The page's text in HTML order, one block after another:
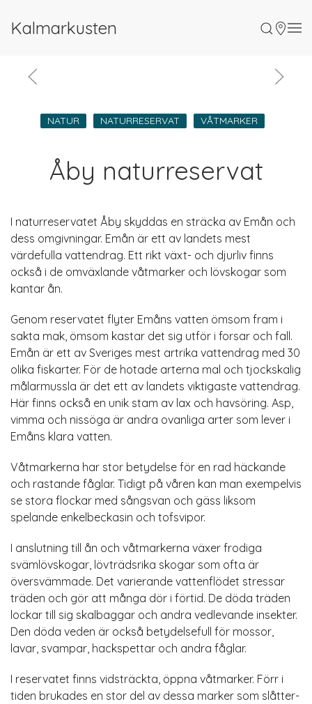
Kalmarkusten
NATUR NATURRESERVAT VÅTMARKER
Åby naturreservat
I naturreservatet Åby skyddas en sträcka av Emån och
dess omgivningar. Emån är ett av landets mest
värdefulla vattendrag. Ett rikt växt- och djurliv finns
också i de omväxlande våtmarker och lövskogar som
kantar ån.
Genom reservatet flyter Emåns vatten ömsom fram i
sakta mak, ömsom kastar det sig utför i forsar och fall.
Emån är ett av Sveriges mest artrika vattendrag med 30
olika fiskarter. För de hotade arterna mal och tjockskalig
målarmussla är det ett av landets viktigaste vattendrag.
Här finns också en unik stam av lax och havsöring. Asp,
vimma och nissöga är andra ovanliga arter som lever i
Emåns klara vatten.
Våtmarkerna har stor betydelse för en rad häckande
och rastande fåglar. Tidigt på våren kan man exempelvis
se stora flockar med sångsvan och gäss liksom
spelande enkelbeckasin och tofsvipor.
I anslutning till ån och våtmarkerna växer frodiga
svämlövskogar, lövträdsrika skogar som ofta är
översvämmade. Det varierande vattenflödet stressar
träden och gör att många dör i förtid. De döda träden
lockar till sig skalbaggar och andra vedlevande insekter.
Den döda veden är också betydelsefull för mossor,
lavar, svampar, hackspettar och andra fåglar.
I reservatet finns vidsträckta, öppna våtmarker. Förr i
tiden brukades en stor del av dessa marker som slåtter-